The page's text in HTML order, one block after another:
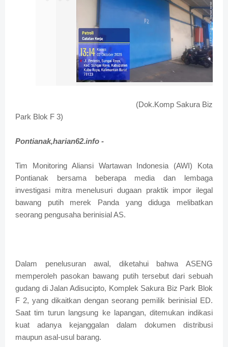
(Dok.Komp Sakura Biz
Park Blok F 3)
Pontianak,harian62.info -
Tim Monitoring Aliansi Wartawan Indonesia (AWI) Kota
Pontianak bersama beberapa media dan lembaga
investigasi mitra menelusuri dugaan praktik impor ilegal
bawang putih merek Panda yang diduga melibatkan
seorang pengusaha berinisial AS.
Dalam penelusuran awal, diketahui bahwa ASENG
memperoleh pasokan bawang putih tersebut dari sebuah
gudang di Jalan Adisucipto, Komplek Sakura Biz Park Blok
F 2, yang dikaitkan dengan seorang pemilik berinisial ED.
Saat tim turun langsung ke lapangan, ditemukan indikasi
kuat adanya kejanggalan dalam dokumen distribusi
maupun asal-usul barang.